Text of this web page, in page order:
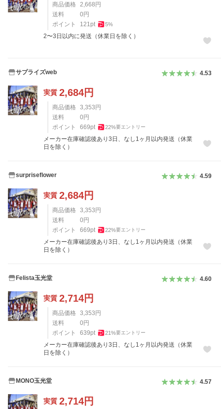
商品価格 2,668 円
送料
0 円
ポイント
121pt 5%
2〜3日以内に発送（休業日を除く）
サプライズweb 4.53
実質 2,684円
商品価格 3,353 円
送料
0 円
ポイント
669pt 22%要エントリー
メーカー在庫確認後あり3日、なし1ヶ月以内発送（休業
日を除く）
surpriseflower 4.59
実質 2,684円
商品価格 3,353 円
送料
0 円
ポイント
669pt 22%要エントリー
メーカー在庫確認後あり3日、なし1ヶ月以内発送（休業
日を除く）
Felista玉光堂 4.60
実質 2,714円
商品価格 3,353 円
送料
0 円
ポイント
639pt 21%要エントリー
メーカー在庫確認後あり3日、なし1ヶ月以内発送（休業
日を除く）
MONO玉光堂 4.57
実質 2,714円